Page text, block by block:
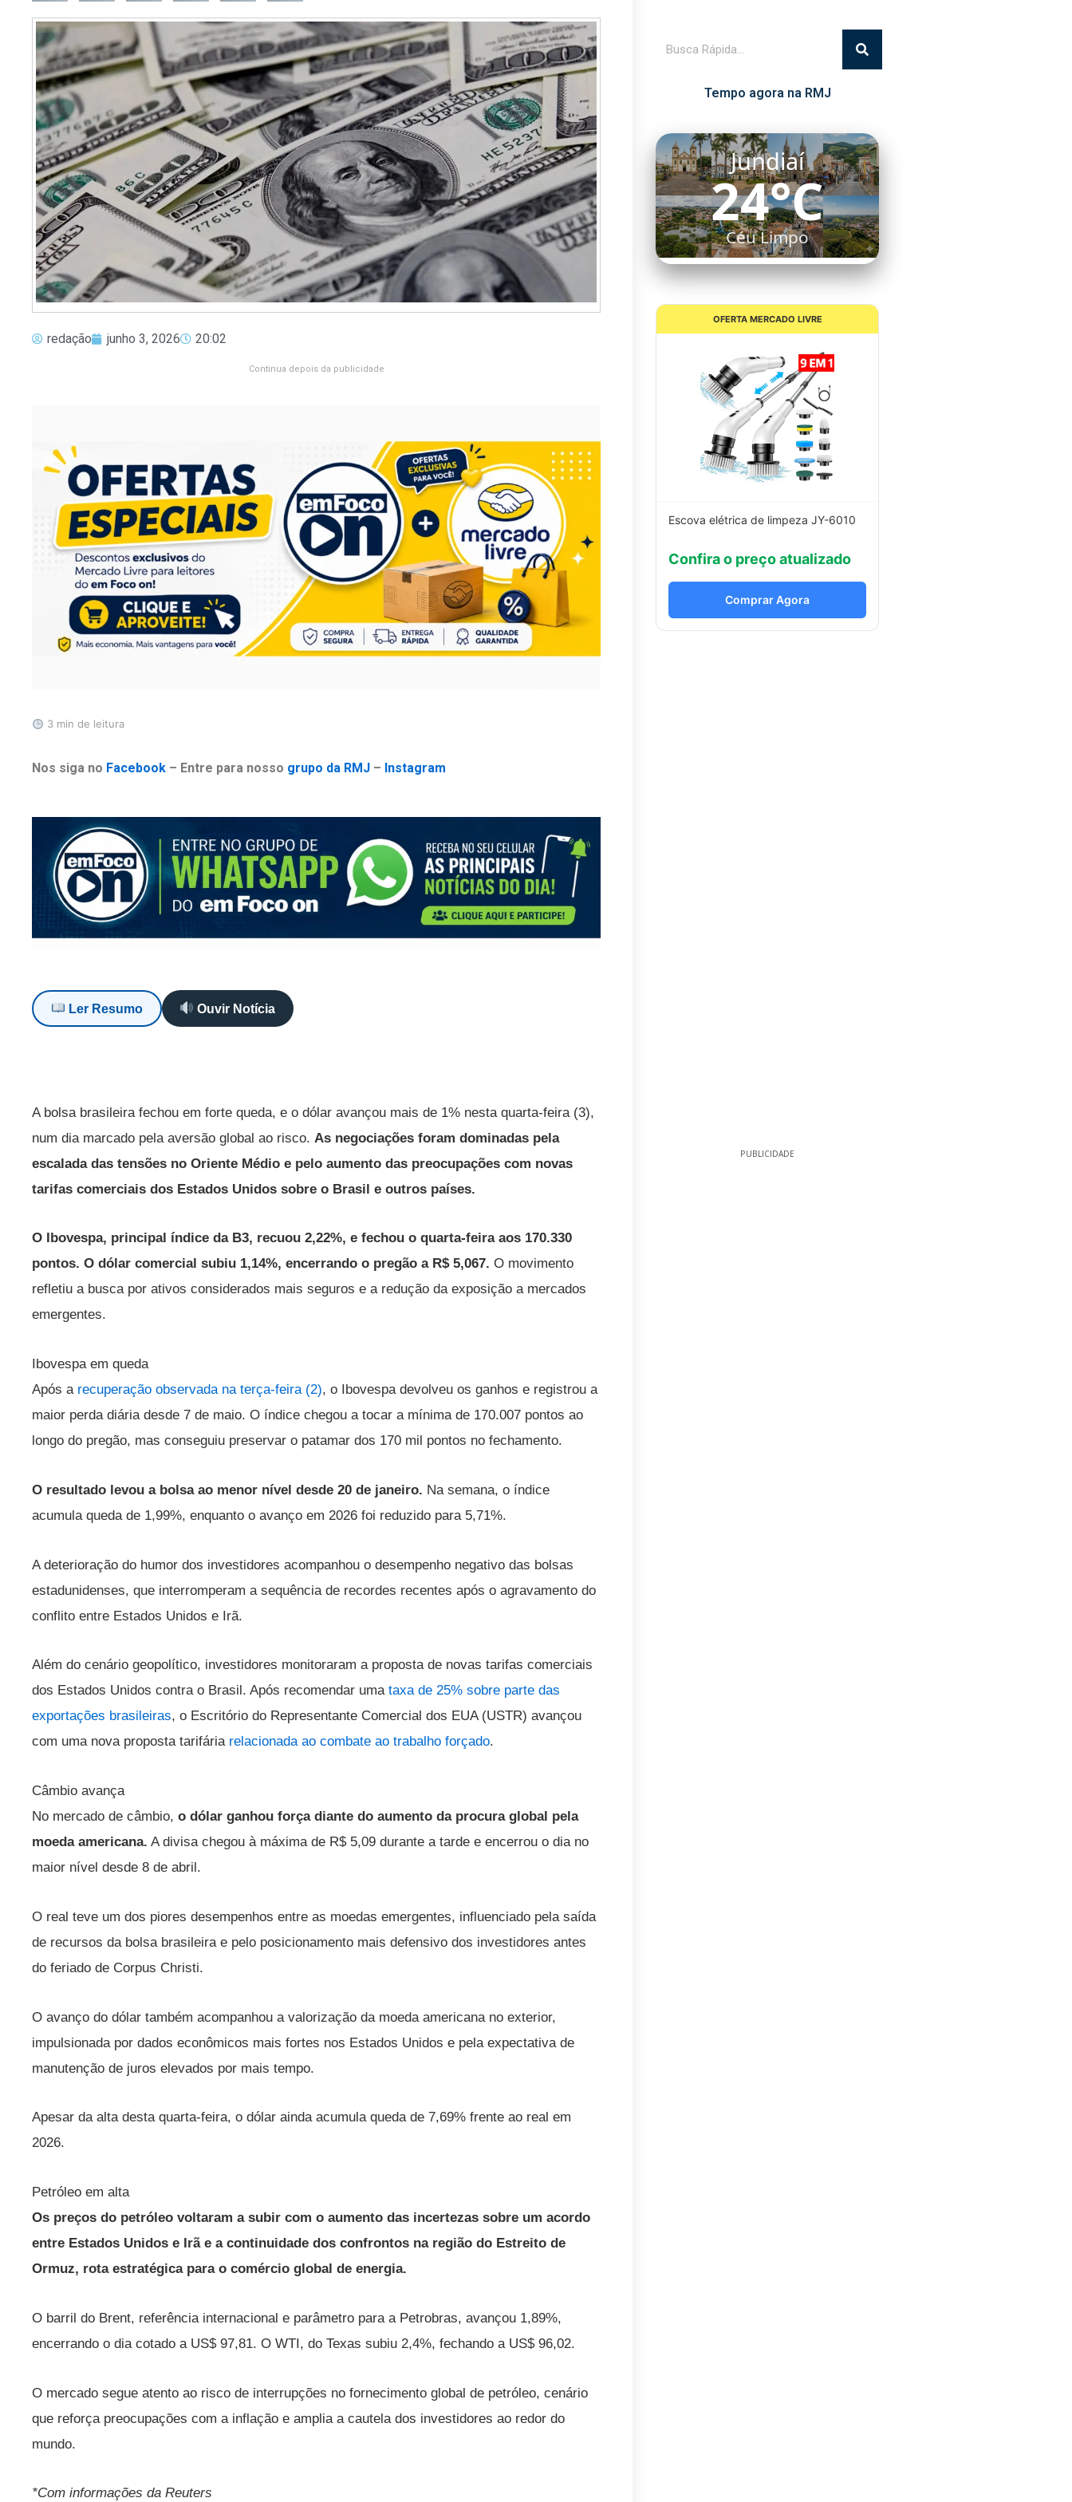
redação junho 3, 2026 20:02
Continua depois da publicidade
3 min de leitura
Nos siga no Facebook – Entre para nosso grupo da RMJ – Instagram
Ler Resumo Ouvir Notícia
A bolsa brasileira fechou em forte queda, e o dólar avançou mais de 1% nesta quarta-feira (3),
num dia marcado pela aversão global ao risco. As negociações foram dominadas pela
escalada das tensões no Oriente Médio e pelo aumento das preocupações com novas
tarifas comerciais dos Estados Unidos sobre o Brasil e outros países.
O Ibovespa, principal índice da B3, recuou 2,22%, e fechou o quarta-feira aos 170.330
pontos. O dólar comercial subiu 1,14%, encerrando o pregão a R$ 5,067. O movimento
refletiu a busca por ativos considerados mais seguros e a redução da exposição a mercados
emergentes.
Ibovespa em queda
Após a recuperação observada na terça-feira (2), o Ibovespa devolveu os ganhos e registrou a
maior perda diária desde 7 de maio. O índice chegou a tocar a mínima de 170.007 pontos ao
longo do pregão, mas conseguiu preservar o patamar dos 170 mil pontos no fechamento.
O resultado levou a bolsa ao menor nível desde 20 de janeiro. Na semana, o índice
acumula queda de 1,99%, enquanto o avanço em 2026 foi reduzido para 5,71%.
A deterioração do humor dos investidores acompanhou o desempenho negativo das bolsas
estadunidenses, que interromperam a sequência de recordes recentes após o agravamento do
conflito entre Estados Unidos e Irã.
Além do cenário geopolítico, investidores monitoraram a proposta de novas tarifas comerciais
dos Estados Unidos contra o Brasil. Após recomendar uma taxa de 25% sobre parte das
exportações brasileiras, o Escritório do Representante Comercial dos EUA (USTR) avançou
com uma nova proposta tarifáriarelacionada ao combate ao trabalho forçado.
Câmbio avança
No mercado de câmbio, o dólar ganhou força diante do aumento da procura global pela
moeda americana. A divisa chegou à máxima de R$ 5,09 durante a tarde e encerrou o dia no
maior nível desde 8 de abril.
O real teve um dos piores desempenhos entre as moedas emergentes, influenciado pela saída
de recursos da bolsa brasileira e pelo posicionamento mais defensivo dos investidores antes
do feriado de Corpus Christi.
O avanço do dólar também acompanhou a valorização da moeda americana no exterior,
impulsionada por dados econômicos mais fortes nos Estados Unidos e pela expectativa de
manutenção de juros elevados por mais tempo.
Apesar da alta desta quarta-feira, o dólar ainda acumula queda de 7,69% frente ao real em
2026.
Petróleo em alta
Os preços do petróleo voltaram a subir com o aumento das incertezas sobre um acordo
entre Estados Unidos e Irã e a continuidade dos confrontos na região do Estreito de
Ormuz, rota estratégica para o comércio global de energia.
O barril do Brent, referência internacional e parâmetro para a Petrobras, avançou 1,89%,
encerrando o dia cotado a US$ 97,81. O WTI, do Texas subiu 2,4%, fechando a US$ 96,02.
O mercado segue atento ao risco de interrupções no fornecimento global de petróleo, cenário
que reforça preocupações com a inflação e amplia a cautela dos investidores ao redor do
mundo.
*Com informações da Reuters
Tempo agora na RMJ
Itatiba
21°C
Céu Limpo
OFERTA MERCADO LIVRE
Escova elétrica de limpeza JY-6010
Confira o preço atualizado
Comprar Agora
PUBLICIDADE